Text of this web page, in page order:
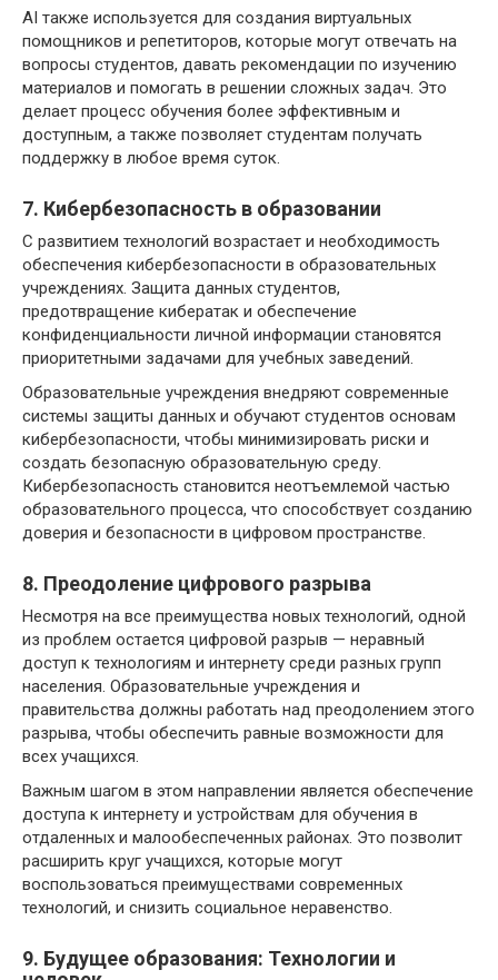
AI также используется для создания виртуальных
помощников и репетиторов, которые могут отвечать на
вопросы студентов, давать рекомендации по изучению
материалов и помогать в решении сложных задач. Это
делает процесс обучения более эффективным и
доступным, а также позволяет студентам получать
поддержку в любое время суток.
7. Кибербезопасность в образовании
С развитием технологий возрастает и необходимость
обеспечения кибербезопасности в образовательных
учреждениях. Защита данных студентов,
предотвращение кибератак и обеспечение
конфиденциальности личной информации становятся
приоритетными задачами для учебных заведений.
Образовательные учреждения внедряют современные
системы защиты данных и обучают студентов основам
кибербезопасности, чтобы минимизировать риски и
создать безопасную образовательную среду.
Кибербезопасность становится неотъемлемой частью
образовательного процесса, что способствует созданию
доверия и безопасности в цифровом пространстве.
8. Преодоление цифрового разрыва
Несмотря на все преимущества новых технологий, одной
из проблем остается цифровой разрыв — неравный
доступ к технологиям и интернету среди разных групп
населения. Образовательные учреждения и
правительства должны работать над преодолением этого
разрыва, чтобы обеспечить равные возможности для
всех учащихся.
Важным шагом в этом направлении является обеспечение
доступа к интернету и устройствам для обучения в
отдаленных и малообеспеченных районах. Это позволит
расширить круг учащихся, которые могут
воспользоваться преимуществами современных
технологий, и снизить социальное неравенство.
9. Будущее образования: Технологии и